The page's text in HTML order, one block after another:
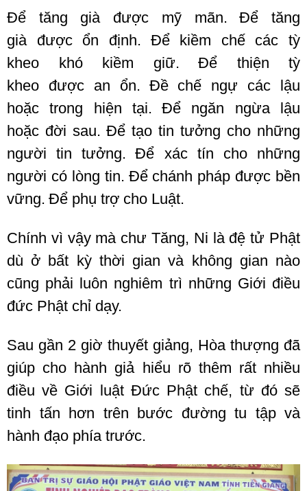
Để tăng già được mỹ mãn. Đểtăng
già được ổn định. Để kiềm chếcác tỳ
kheo khó kiềm giữ. Để thiện tỳ
kheo được an ổn. Đề chế ngự các lậu
hoặc trong hiện tại. Để ngăn ngừa
lậu
hoặc đời sau. Để tạo tin tưởng cho những
ngườitin tưởng. Để xác tín cho những
người có lòng tin. Để chánh pháp được bền
vững. Để phụ trợ cho Luật.
Chính vì vậy mà chư Tăng, Ni là đệ tử Phật
dù ở bất kỳ thời gian và không gian nào
cũng phải luôn nghiêm trì những Giới điều
đức Phật chỉ dạy.
Sau gần 2 giờ thuyết giảng, Hòa thượng đã
giúp cho hành giả hiểu rõ thêm rất nhiều
điều về Giới luật Đức Phật chế, từ đó sẽ
tinh tấn hơn trên bước đường tu tập và
hành đạo phía trước.